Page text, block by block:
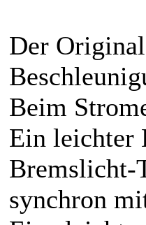
Der
Beim
Ein leichter
Bremslicht-
synchron